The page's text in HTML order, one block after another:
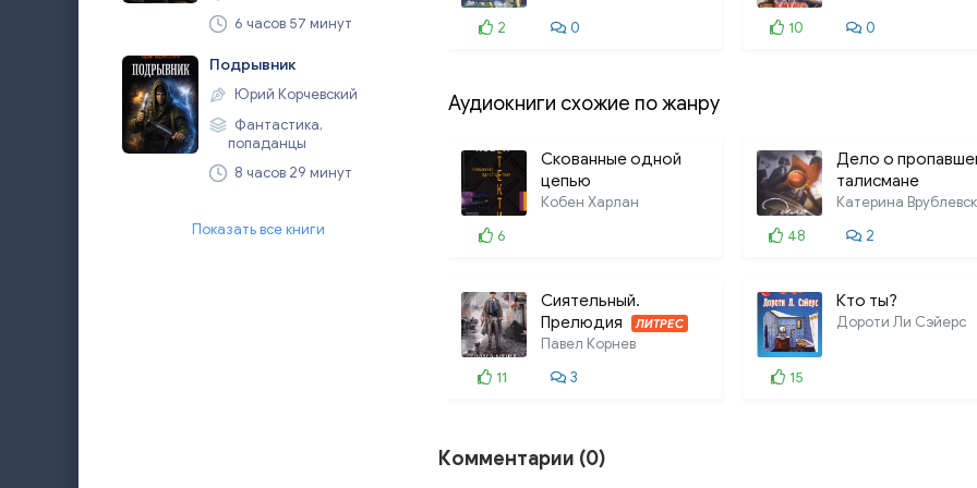
6 часов 57 минут
Подрывник
Юрий Корчевский
Фантастика,
попаданцы
8 часов 29 минут
Показать все книги
2 0 10 0
Аудиокниги схожие по жанру
Скованные одной
цепью
Кобен Харлан
6
Дело о
талисмане
Катерина
48
2
Сиятельный.
Прелюдия
ЛИТРЕС
Павел Корнев
11
3
Кто ты?
Дороти Ли Сэйерс
15
Комментарии (0)